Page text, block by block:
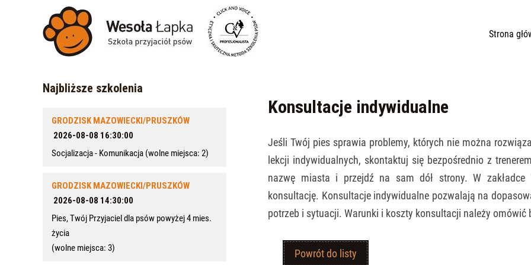
Strona
Najbliższe szkolenia
GRODZISK MAZOWIECKI/PRUSZKÓW
2026-08-08 16:30:00
Socjalizacja - Komunikacja (wolne miejsca: 2)
GRODZISK MAZOWIECKI/PRUSZKÓW
2026-08-08 14:30:00
Pies, Twój Przyjaciel dla psów powyżej 4 mies.
życia
(wolne miejsca: 3)
Konsultacje indywidualne
Jeśli Twój pies sprawia problemy, których nie można
lekcji indywidualnych, skontaktuj się bezpośrednio z
nazwę miasta i przejdź na sam dół strony. W
konsultację. Konsultacje indywidualne pozwalają na
potrzeb i sytuacji. Warunki i koszty konsultacji należy omówić
Powrót do listy